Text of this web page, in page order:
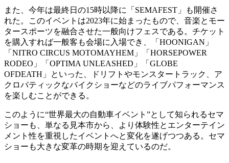
また、今年は最終日の15時以降に「SEMAFEST」も開催さ
れた。このイベントは2023年に始まったもので、音楽とモー
タースポーツを融合させた一般向けフェスである。チケット
を購入すれば一般客も会場に入場でき、「HOONIGAN」
「NITRO CIRCUS MOTOMAYHEM」「HORSEPOWER
RODEO」「OPTIMA UNLEASHED」「GLOBE
OFDEATH」といった、ドリフトやモンスタートラック、ア
クロバティックなバイクショーなどのライブパフォーマンス
を楽しむことができる。
このように“世界最大の自動車イベント”として知られるセマ
ショーも、単なる見本市から、より体験性とエンターテイン
メント性を重視したイベントへと変化を遂げつつある。セマ
ショーも大きな変革の時期を迎えているのだ。